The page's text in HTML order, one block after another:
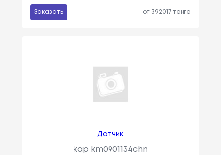
Заказать от 392017 тенге
Датчик
kap km0901134chn